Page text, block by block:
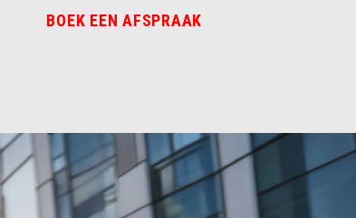
BOEK EEN AFSPRAAK